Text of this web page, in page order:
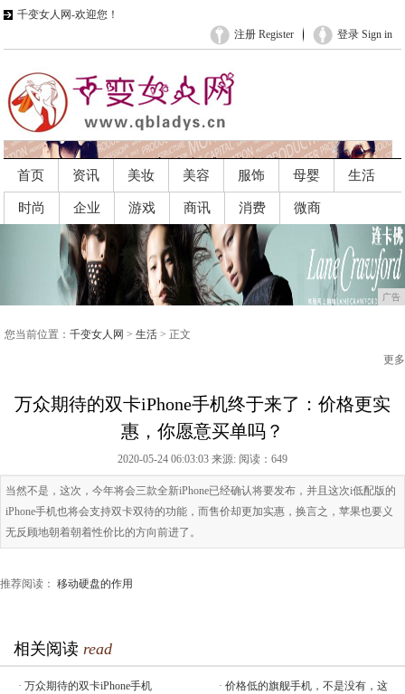
千变女人网-欢迎您！
登录 Sign in
注册 Register
首页 资讯 美妆 美容 服饰 母婴 生活
时尚 企业 游戏 商讯 消费 微商
广告
您当前位置： 千变女人网 > 生活 > 正文
更多
万众期待的双卡iPhone手机终于来了：价格更实
惠，你愿意买单吗？
2020-05-24 06:03:03 来源: 阅读：649
当然不是，这次，今年将会三款全新iPhone已经确认将要发布，并且这次i低配版的
iPhone手机也将会支持双卡双待的功能，而售价却更加实惠，换言之，苹果也要义
无反顾地朝着朝着性价比的方向前进了。
推荐阅读： 移动硬盘的作用
相关阅读 read
· 万众期待的双卡iPhone手机 · 价格低的旗舰手机，不是没有，这